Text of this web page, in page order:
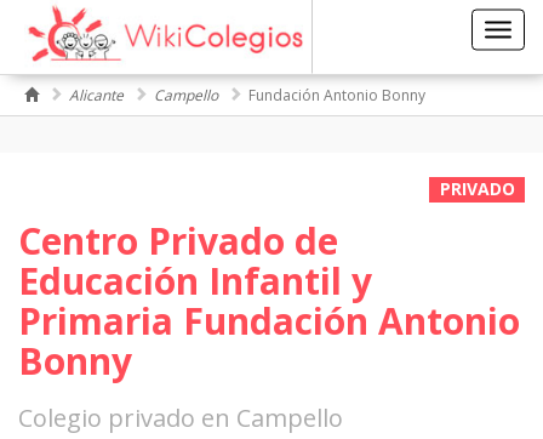
Alicante Campello Fundación Antonio Bonny
PRIVADO
Centro Privado de
Educación Infantil y
Primaria Fundación Antonio
Bonny
Colegio privado en Campello